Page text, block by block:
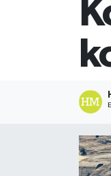
SİYASET
Teknoloji
TRABZON